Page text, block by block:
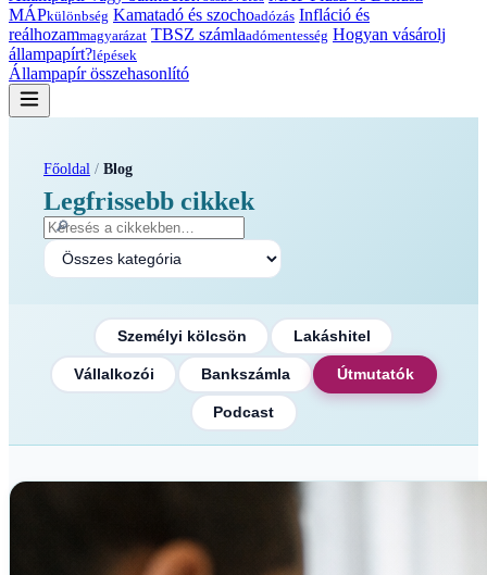
MÁPkülönbség Kamatadó és szochoadózás Infláció és
reálhozammagyarázat TBSZ számlaadómentesség Hogyan vásárolj
állampapírt?lépések
Állampapír összehasonlító
Főoldal / Blog
Legfrissebb cikkek
🔎
Személyi kölcsön Lakáshitel
Vállalkozói Bankszámla Útmutatók
Podcast